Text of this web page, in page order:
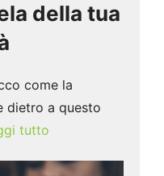
della tua
come la
dietro a questo
tutto